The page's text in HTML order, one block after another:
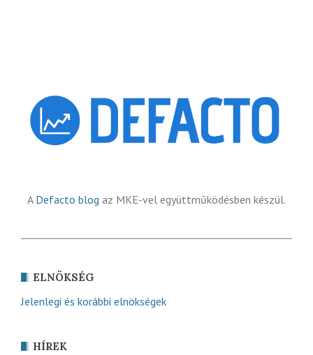
A Defacto blog az MKE-vel együttműködésben készül.
ELNÖKSÉG
Jelenlegi és korábbi elnökségek
HÍREK